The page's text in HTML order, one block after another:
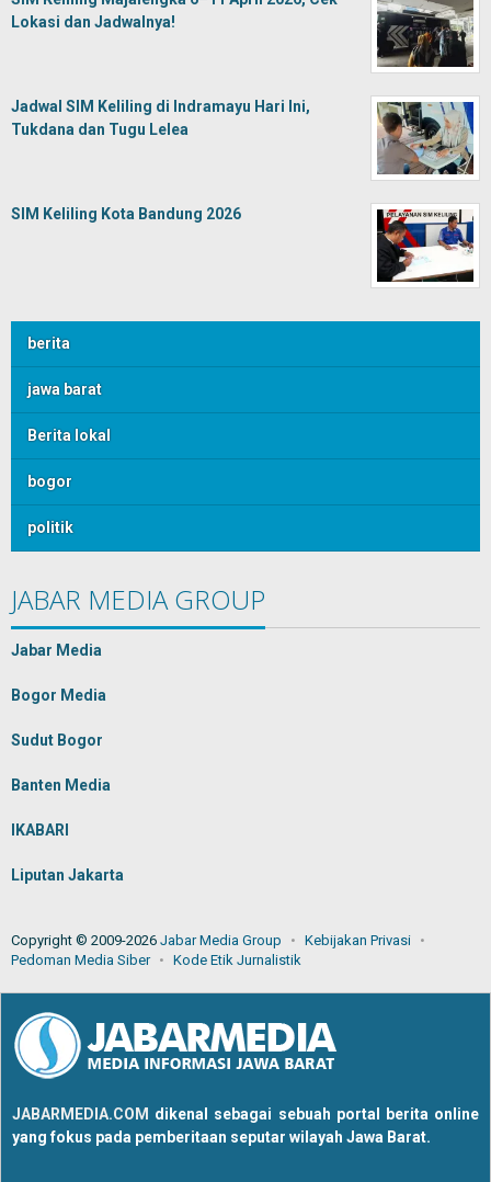
Lokasi dan Jadwalnya!
Jadwal SIM Keliling di Indramayu Hari Ini,
Tukdana dan Tugu Lelea
SIM Keliling Kota Bandung 2026
berita
jawa barat
Berita lokal
bogor
politik
JABAR MEDIA GROUP
Jabar Media
Bogor Media
Sudut Bogor
Banten Media
IKABARI
Liputan Jakarta
Copyright © 2009-2026 Jabar Media Group
Kebijakan Privasi
Pedoman Media Siber
Kode Etik Jurnalistik
JABARMEDIA.COM dikenal sebagai sebuah portal berita online
yang fokus pada pemberitaan seputar wilayah Jawa Barat.